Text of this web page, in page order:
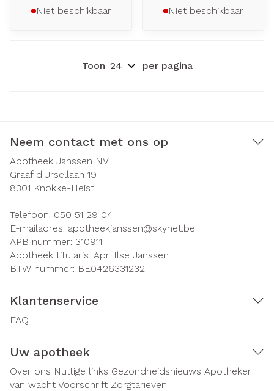
Niet beschikbaar Niet beschikbaar
Toon per pagina
Neem contact met ons op
Apotheek Janssen NV
Graaf d'Ursellaan 19
8301 Knokke-Heist
Telefoon: 050 51 29 04
E-mailadres: apotheekjanssen@skynet.be
APB nummer: 310911
Apotheek titularis: Apr. Ilse Janssen
BTW nummer: BE0426331232
Klantenservice
FAQ
Uw apotheek
Over ons Nuttige links Gezondheidsnieuws Apotheker
van wacht Voorschrift Zorgtarieven